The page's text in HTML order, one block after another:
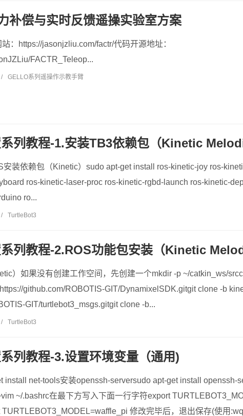
补偿与实时反馈遥操实验室方案
：https://jasonjzliu.com/factr/代码开源地址：
FACTR_Teleop...
/ GELLO系列遥操作示教手臂
列教程-1.安装TB3依赖包（Kinetic
安装依赖包（Kinetic）sudo apt-get install ros-kinetic-joy ros-
ros-kinetic-laser-proc ros-kinetic-rgbd-launch ros-kinetic-
ro...
/ TurtleBot3
列教程-2.ROS功能包安装（Kinetic
）如果没有创建工作空间，先创建一个mkdir -p ~/catkin_ws/
github.com/ROBOTIS-GIT/DynamixelSDK.gitgit clone -b
GIT/turtlebot3_msgs.gitgit clone -b...
/ TurtleBot3
列教程-3.设置环境变量（通用)
install net-tools安装openssh-serversudo apt-get install openssh-
~/.bashrc在最下方写入下面一行字符export
修改完毕后，退出保存(使用